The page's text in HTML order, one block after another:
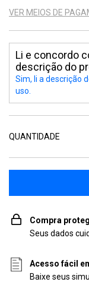
VER MEIOS DE
Li e concordo
descrição do
Sim, li a descrição
uso.
QUANTIDADE
Compra
Seus dados
Acesso fácil
Baixe seus